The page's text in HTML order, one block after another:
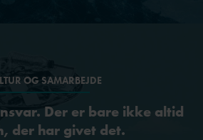
OG SAMARBEJDE
Der er bare ikke altid
der har givet det.